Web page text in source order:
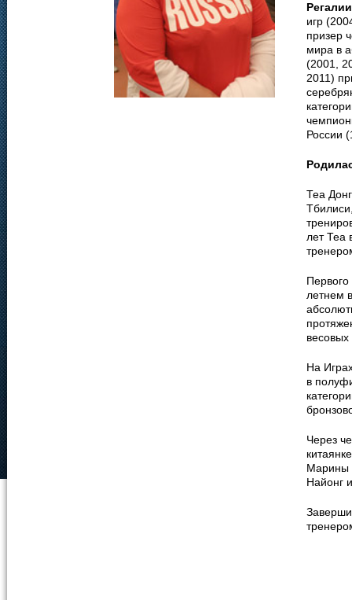
игр
призер
мира в
(2001,
2011)
России
Теа
лет Теа
летнем
весовых
На
в
Через
Марины
Найонг